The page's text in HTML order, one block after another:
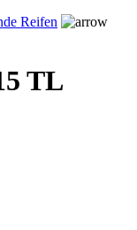
Reifen
TL